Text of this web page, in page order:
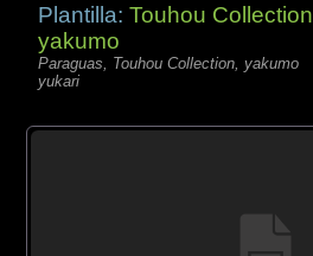
Plantilla:Touhou Collection
yakumo
Paraguas, Touhou Collection, yakumo
yukari